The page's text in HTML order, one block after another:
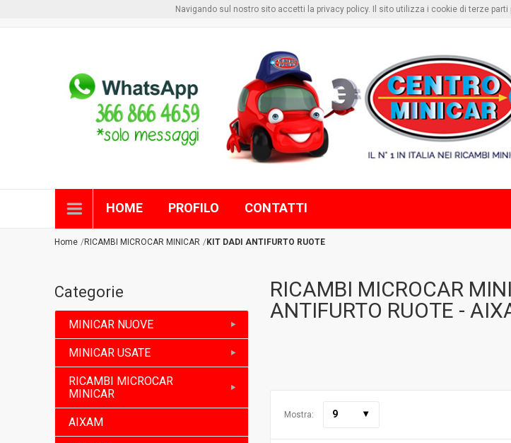
Registrati
HOME PROFILO CONTATTI
Home RICAMBI MICROCAR MINICAR KIT DADI ANTIFURTO RUOTE
Categorie
MINICAR NUOVE
MINICAR USATE
RICAMBI MICROCAR
MINICAR
AIXAM
RICAMBI MICROCAR
ANTIFURTO RUOTE -
Mostra: 9
Navigando sul nostro sito accetti la privacy policy. Il sito utilizza i cookie di terze parti